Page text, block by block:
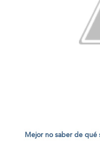
Mejor no saber de qué